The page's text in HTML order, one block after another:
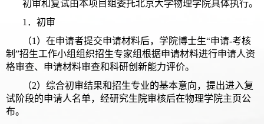
初审和复试由本项目组委托北京大学物理学院具体执行。
1 ． 初审
（1）在申请者提交申请材料后，学院博士生“申请-考核
制”招生工作小组组织招生专家组根据申请材料进行申请人资
格审查、申请材料审查和科研创新能力评价。
（2）综合初审结果和招生专业的基本意向，提出进入复
试阶段的申请人名单，经研究生院审核后在物理学院主页公
布。